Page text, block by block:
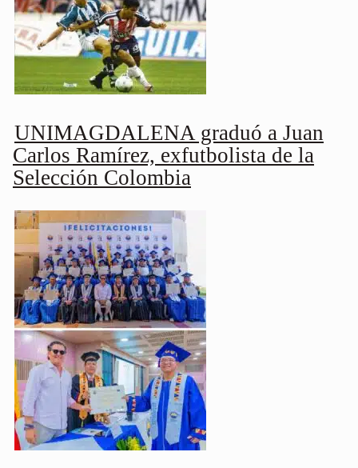
UNIMAGDALENA graduó a Juan
Carlos Ramírez, exfutbolista de la
Selección Colombia